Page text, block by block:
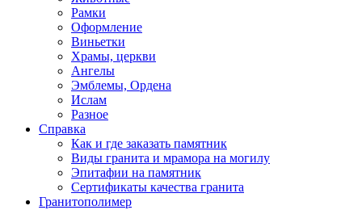
Рамки
Оформление
Виньетки
Храмы, церкви
Ангелы
Эмблемы, Ордена
Ислам
Разное
Справка
Как и где заказать памятник
Виды гранита и мрамора на могилу
Эпитафии на памятник
Сертификаты качества гранита
Гранитополимер